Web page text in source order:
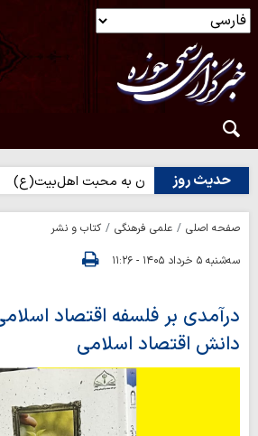
حدیث روز
راه نزدیک شدن به محبت اهل‌بیت(ع)
صفحه اصلی علمی فرهنگی
کتاب و نشر
سه‌شنبه ۵ خرداد ۱۴۰۵ - ۱۱:۲۶
درآمدی بر فلسفه اقتصاد
دانش اقتصاد اسلامی